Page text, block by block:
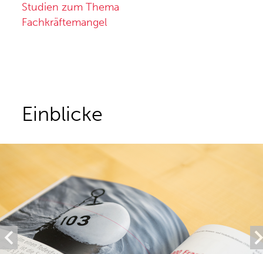
Studien zum Thema
Fachkräftemangel
Einblicke